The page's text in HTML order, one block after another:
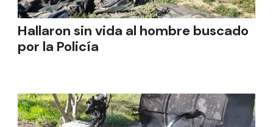
Hallaron sin vida al hombre buscado
por la Policía